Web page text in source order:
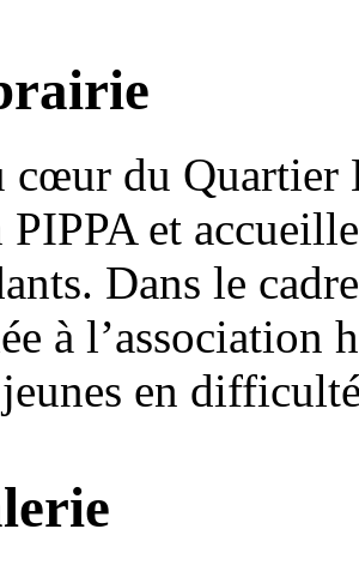
cœur du Quartier
PIPPA et
Dans le
à l’association
en